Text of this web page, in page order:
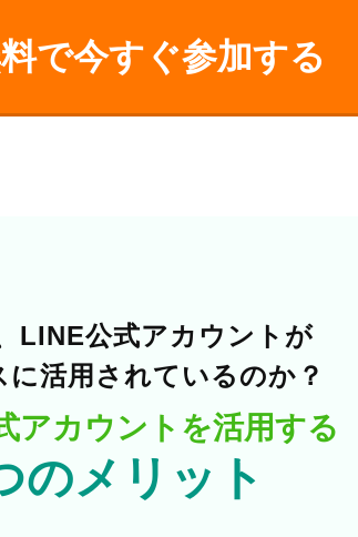
今すぐ参加する
LINE公式アカウントが
に活用されているのか？
アカウントを活用する
のメリット